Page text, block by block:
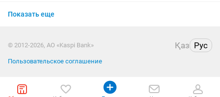
Объявления в Таразе
Показать еще
© 2012-2026, АО «Kaspi Bank» Қаз Рус
Пользовательское соглашение